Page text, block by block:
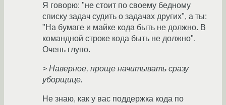
Я говорю: "не стоит по своему бедному
списку задач судить о задачах других", а ты:
"На бумаге и майке кода быть не должно. В
командной строке кода быть не должно".
Очень глупо.
> Наверное, проще начитывать сразу
уборщице.
Не знаю, как у вас поддержка кода по